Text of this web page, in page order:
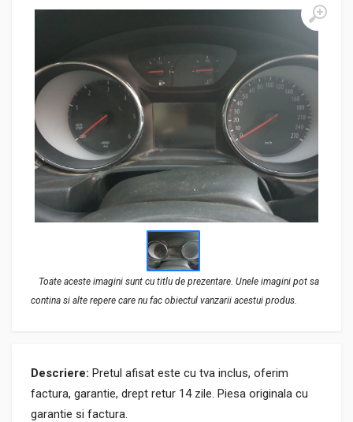
Toate aceste imagini sunt cu titlu de prezentare. Unele imagini pot sa
contina si alte repere care nu fac obiectul vanzarii acestui produs.
Descriere: Pretul afisat este cu tva inclus, oferim
factura, garantie, drept retur 14 zile. Piesa originala cu
garantie si factura.